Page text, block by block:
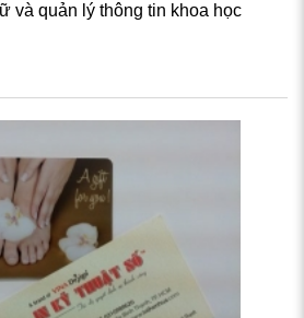
và quản lý thông tin khoa học